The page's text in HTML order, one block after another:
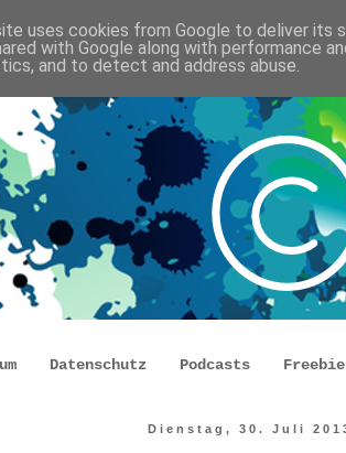
Datenschutz Podcasts
Dienstag, 30. Juli
uses cookies from Google to deliver its
with Google along with performance
and to detect and address abuse.